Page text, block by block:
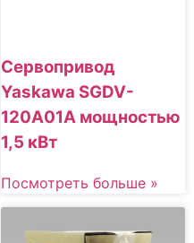
Сервопривод
Yaskawa SGDV-
120A01A мощностью
1,5 кВт
Посмотреть больше »